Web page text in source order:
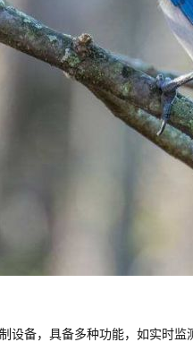
设备，具备多种功能，如实时